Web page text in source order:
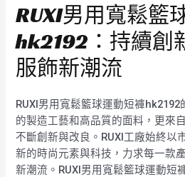
RUXI男用寬鬆籃
hk2192：持續創
服飾新潮流
RUXI男用寬鬆籃球運動短褲
的製造工藝和高品質的面料，更來
不斷創新與改良。RUXI工廠始終以
新的時尚元素與科技，力求每一款
新潮流。RUXI男用寬鬆籃球運動短